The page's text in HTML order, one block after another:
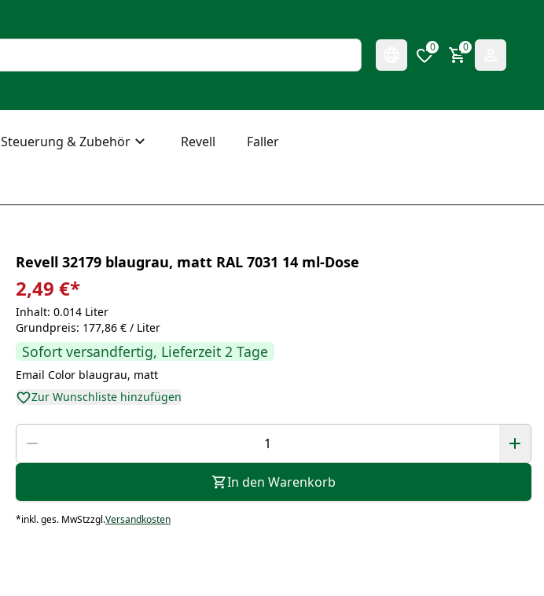
0 0
Steuerung & Zubehör Revell
Faller
Revell 32179 blaugrau, matt RAL 7031 14 ml-Dose
2,49 €*
Inhalt: 0.014 Liter
Grundpreis: 177,86 € / Liter
Sofort versandfertig, Lieferzeit 2 Tage
Email Color blaugrau, matt
Zur Wunschliste hinzufügen
In den Warenkorb
*inkl. ges. MwStzzgl.Versandkosten